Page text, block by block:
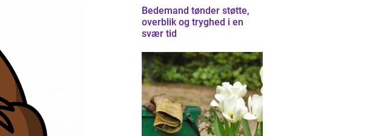
Bedemand tønder støtte,
overblik og tryghed i en
svær tid